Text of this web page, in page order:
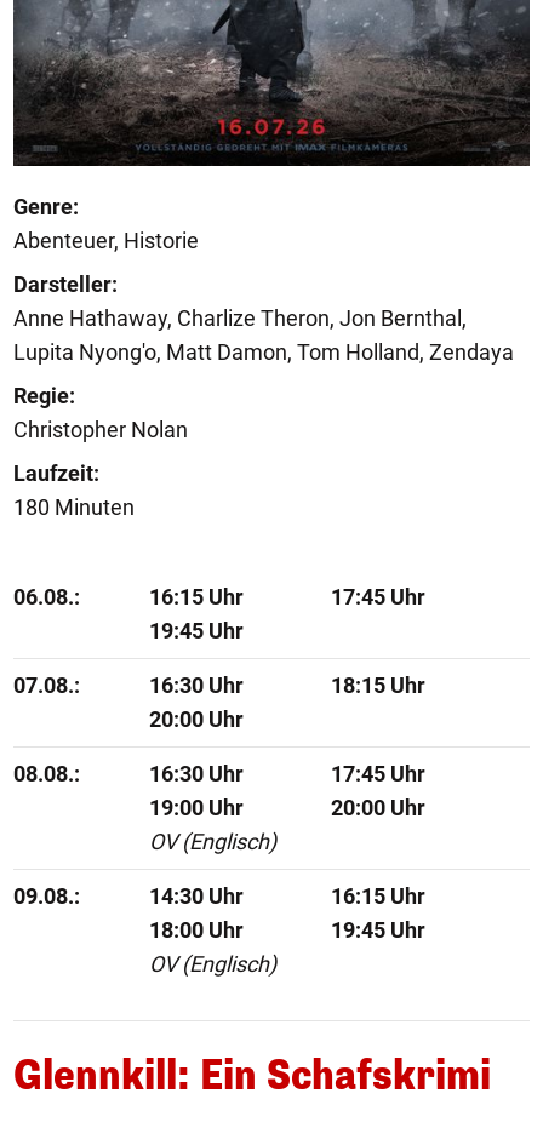
Genre:
Abenteuer, Historie
Darsteller:
Anne Hathaway, Charlize Theron, Jon Bernthal,
Lupita Nyong'o, Matt Damon, Tom Holland, Zendaya
Regie:
Christopher Nolan
Laufzeit:
180 Minuten
06.08.: 16:15 Uhr
17:45 Uhr
19:45 Uhr
07.08.: 16:30 Uhr
18:15 Uhr
20:00 Uhr
08.08.: 16:30 Uhr
17:45 Uhr
19:00 Uhr
OV (Englisch)
20:00 Uhr
09.08.: 14:30 Uhr
16:15 Uhr
18:00 Uhr
OV (Englisch)
19:45 Uhr
Glennkill: Ein Schafskrimi